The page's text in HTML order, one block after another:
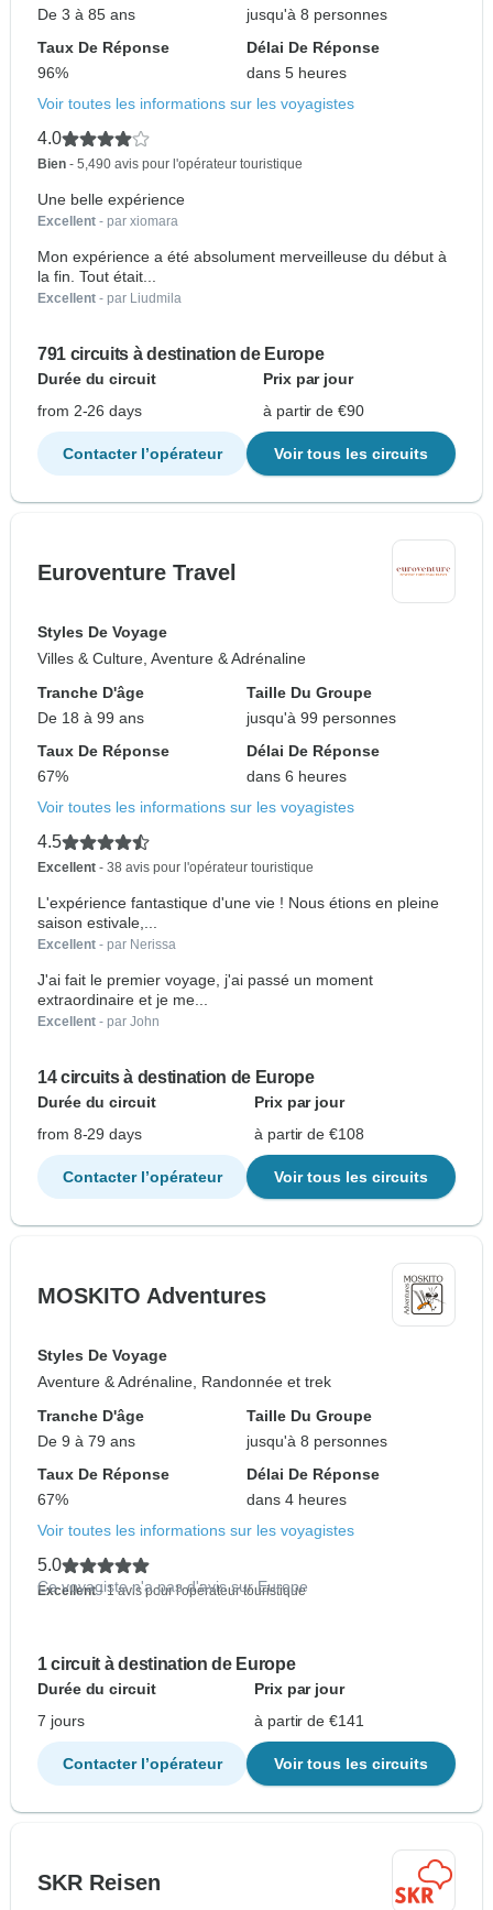
De 3 à 85 ans
jusqu'à 8 personnes
Taux De Réponse
96%
Délai De Réponse
dans 5 heures
Voir toutes les informations sur les voyagistes
4.0
Bien - 5,490 avis pour l'opérateur touristique
Une belle expérience
Excellent - par xiomara
Mon expérience a été absolument merveilleuse du début à
la fin. Tout était...
Excellent - par Liudmila
791 circuits à destination de Europe
Durée du circuit
Prix par jour
from 2-26 days
à partir de €90
Contacter l’opérateur Voir tous les circuits
Euroventure Travel
Styles De Voyage
Villes & Culture, Aventure & Adrénaline
Tranche D'âge
De 18 à 99 ans
Taille Du Groupe
jusqu'à 99 personnes
Taux De Réponse
67%
Délai De Réponse
dans 6 heures
Voir toutes les informations sur les voyagistes
4.5
Excellent - 38 avis pour l'opérateur touristique
L'expérience fantastique d'une vie ! Nous étions en pleine
saison estivale,...
Excellent - par Nerissa
J'ai fait le premier voyage, j'ai passé un moment
extraordinaire et je me...
Excellent - par John
14 circuits à destination de Europe
Durée du circuit
Prix par jour
from 8-29 days
à partir de €108
Contacter l’opérateur Voir tous les circuits
MOSKITO Adventures
Styles De Voyage
Aventure & Adrénaline, Randonnée et trek
Tranche D'âge
De 9 à 79 ans
Taille Du Groupe
jusqu'à 8 personnes
Taux De Réponse
67%
Délai De Réponse
dans 4 heures
Voir toutes les informations sur les voyagistes
5.0
Excellent- 1 avis pour l'opérateur touristique
Ce voyagiste n'a pas d'avis sur Europe
1 circuit à destination de Europe
Durée du circuit
Prix par jour
7 jours
à partir de €141
Contacter l’opérateur Voir tous les circuits
SKR Reisen